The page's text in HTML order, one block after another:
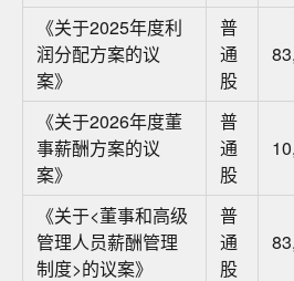
《关于2025年度利
润分配方案的议
案》
普
通
股
《关于2026年度董
事薪酬方案的议
案》
普
通
股
《关于<董事和高级
管理人员薪酬管理
制度>的议案》
普
通
股